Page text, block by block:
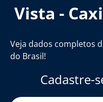
Vista -
Veja dados completos
do Brasil!
Cadastre-